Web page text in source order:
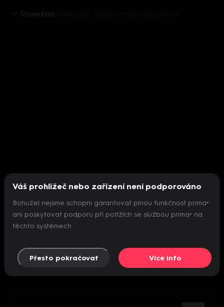
Slunečná
Nepodařilo se inicializovat přehrávač
Váš prohlížeč nebo zařízení není podporováno
Bohužel nejsme schopni garantovat plnou funkčnost prima+
ani poskytovat podporu při potížích se službou prima+ na
těchto systémech.
Přesto pokračovat Více info